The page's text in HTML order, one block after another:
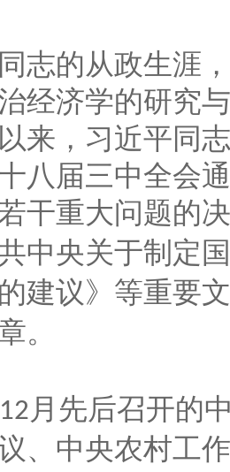
的从政生涯，
经济学的研究
来，习近平同
八届三中全会
干重大问题的
中央关于制定
建议》等重要
。
12 月先后召开的
、中央农村工